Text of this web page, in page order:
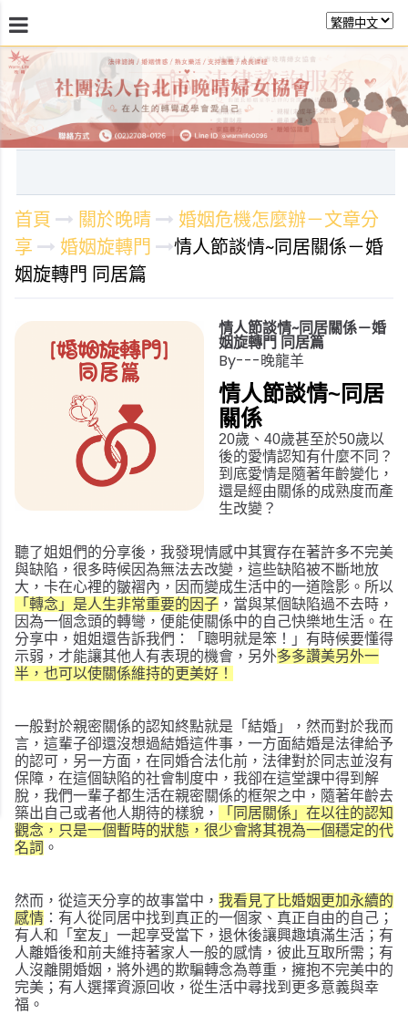
最新消息 關於晚晴 日常服務 課程活動
首頁 關於晚晴
婚姻危機怎麼辦－文章分
享
婚姻旋轉門
情人節談情~同居關係－婚
姻旋轉門 同居篇
情人節談情~同居關係－婚
姻旋轉門 同居篇
By---晚龍羊
情人節談情~同居
關係
20歲、40歲甚至於50歲以
後的愛情認知有什麼不同？
到底愛情是隨著年齡變化，
還是經由關係的成熟度而產
生改變？
聽了姐姐們的分享後，我發現情感中其實存在著許多不完美
與缺陷，很多時候因為無法去改變，這些缺陷被不斷地放
大，卡在心裡的皺褶內，因而變成生活中的一道陰影。所以
「轉念」是人生非常重要的因子 ，當與某個缺陷過不去時，
因為一個念頭的轉彎，便能使關係中的自己快樂地生活。在
分享中，姐姐還告訴我們：「聰明就是笨！」有時候要懂得
示弱，才能讓其他人有表現的機會，另外多多讚美另外一
半，也可以使關係維持的更美好！
一般對於親密關係的認知終點就是「結婚」，然而對於我而
言，這輩子卻還沒想過結婚這件事，一方面結婚是法律給予
的認可，另一方面，在同婚合法化前，法律對於同志並沒有
保障，在這個缺陷的社會制度中，我卻在這堂課中得到解
脫，我們一輩子都生活在親密關係的框架之中，隨著年齡去
築出自己或者他人期待的樣貌，
「同居關係」在以往的認知
觀念，只是一個暫時的狀態，很少會將其視為一個穩定的代
名詞 。
然而，從這天分享的故事當中， 我看見了比婚姻更加永續的
感情 ：有人從同居中找到真正的一個家、真正自由的自己；
有人和「室友」一起享受當下，退休後讓興趣填滿生活；有
人離婚後和前夫維持著家人一般的感情，彼此互取所需；有
人沒離開婚姻，將外遇的欺騙轉念為尊重，擁抱不完美中的
完美；有人選擇資源回收，從生活中尋找到更多意義與幸
福。